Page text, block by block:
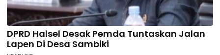
DPRD Halsel Desak Pemda Tuntaskan Jalan
Lapen Di Desa Sambiki